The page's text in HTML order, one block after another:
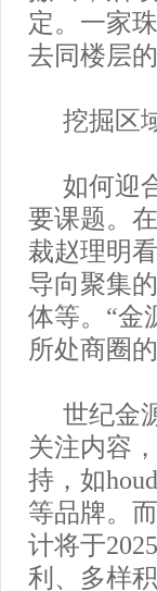
定。一家
去同楼层
挖掘区
如何迎
要课题。
裁赵理明
导向聚集
体等。“金
所处商圈
世纪金
关注内容
持，如
等品牌。
计将于
利、多样